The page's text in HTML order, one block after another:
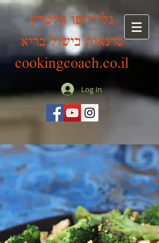
גלי לופו אלטרץ
סדנאות בישול בריא
cookingcoach.co.il
Log In